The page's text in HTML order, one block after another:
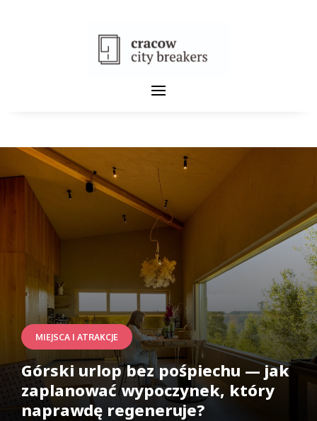
MIEJSCA I ATRAKCJE
Górski urlop bez pośpiechu — jak
zaplanować wypoczynek, który
naprawdę regeneruje?